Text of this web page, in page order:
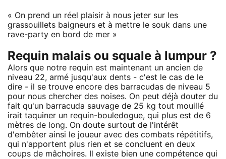
« On prend un réel plaisir à nous jeter sur les
grassouillets baigneurs et à mettre le souk dans une
rave-party en bord de mer »
Requin malais ou squale à lumpur ?
Alors que notre requin est maintenant un ancien de
niveau 22, armé jusqu'aux dents - c'est le cas de le
dire - il se trouve encore des barracudas de niveau 5
pour nous chercher des noises. On peut déjà douter du
fait qu'un barracuda sauvage de 25 kg tout mouillé
irait taquiner un requin-bouledogue, qui plus est de 6
mètres de long. On doute surtout de l'intérêt
d'embêter ainsi le joueur avec des combats répétitifs,
qui n'apportent plus rien et se concluent en deux
coups de mâchoires. Il existe bien une compétence qui